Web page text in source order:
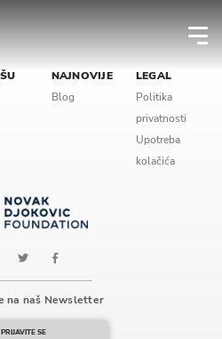
NAJNOVIJE
Blog
LEGAL
Politika
privatnosti
Upotreba
kolačića
na naš Newsletter
PRIJAVITE SE